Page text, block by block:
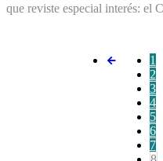
que reviste especial interés: el
1
2
3
4
5
6
7